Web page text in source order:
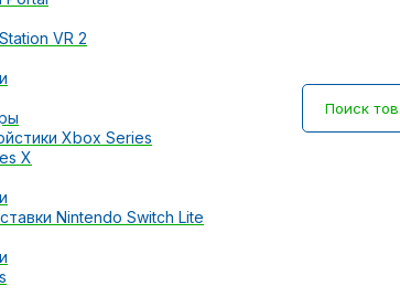
VR 2
Xbox Series
X
Nintendo Switch Lite